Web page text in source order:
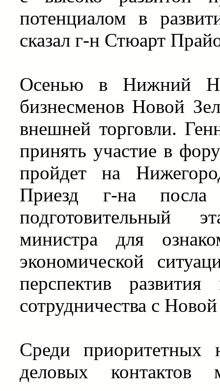
потенциалом в
сказал г-н Стюарт
Осенью в Нижний
бизнесменов Новой
внешней торговли.
принять участие в
пройдет на
Приезд г-на
подготовительный
министра для
экономической
перспектив
сотрудничества с
Среди приоритетных
деловых